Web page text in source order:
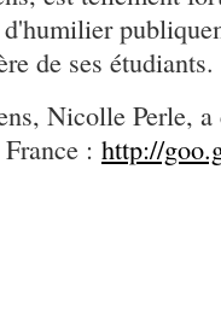
de ses étudiants.
Nicolle Perle,
: http://